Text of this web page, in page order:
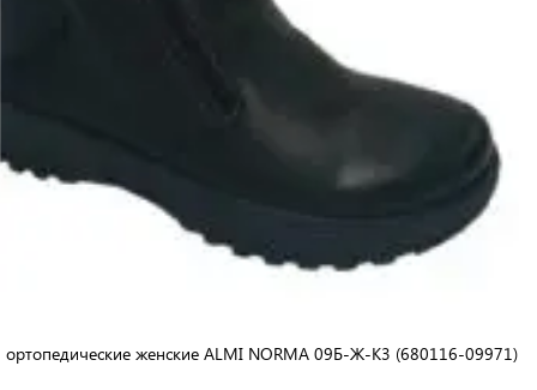
ортопедические женские ALMI NORMA 09Б-Ж-К3 (680116-09971)